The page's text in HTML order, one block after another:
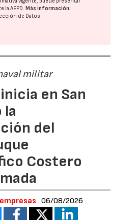
laAEPD.Más información:
de Datos
militar
en San
la
del
Costero
06/08/2026